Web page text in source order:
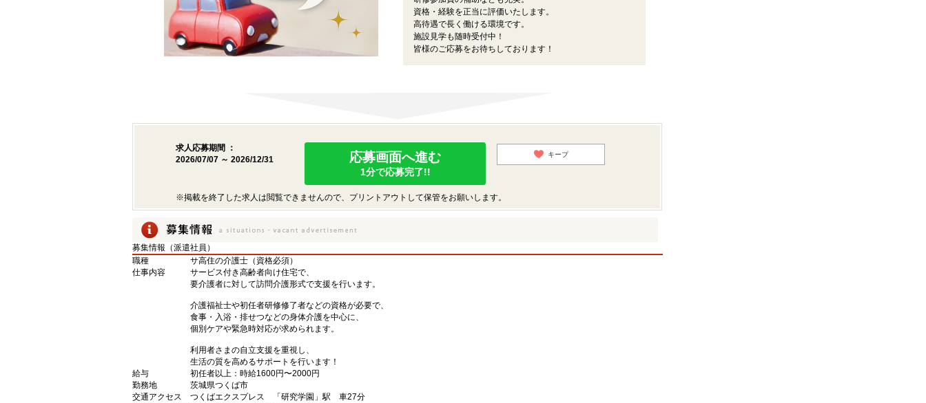
資格・経験を正当に評価いたします。
高待遇で長く働ける環境です。
施設見学も随時受付中！
皆様のご応募をお待ちしております！
求人応募期間 ：
2026/07/07 ～ 2026/12/31
応募画面へ進む
1分で応募完了!!
キープ
※掲載を終了した求人は閲覧できませんので、プリントアウトして保管をお願いします。
募集情報（派遣社員）
職種
サ高住の介護士（資格必須）
仕事内容
サービス付き高齢者向け住宅で、
要介護者に対して訪問介護形式で支援を行います。
介護福祉士や初任者研修修了者などの資格が必要で、
食事・入浴・排せつなどの身体介護を中心に、
個別ケアや緊急時対応が求められます。
利用者さまの自立支援を重視し、
生活の質を高めるサポートを行います！
給与
初任者以上：時給1600円〜2000円
勤務地
茨城県つくば市
交通アクセス
つくばエクスプレス 「研究学園」駅 車27分